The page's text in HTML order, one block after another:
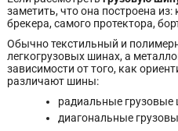
заметить, что она построена
брекера, самого протектора,
Обычно текстильный и
легкогрузовых шинах, а
зависимости от того, как
различают шины:
радиальные
диагональные